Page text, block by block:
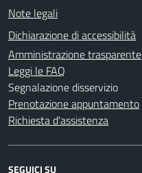
Note legali
Dichiarazione di accessibilità
Amministrazione trasparente
Leggi le FAQ
Segnalazione disservizio
Prenotazione appuntamento
Richiesta d'assistenza
SEGUICI SU